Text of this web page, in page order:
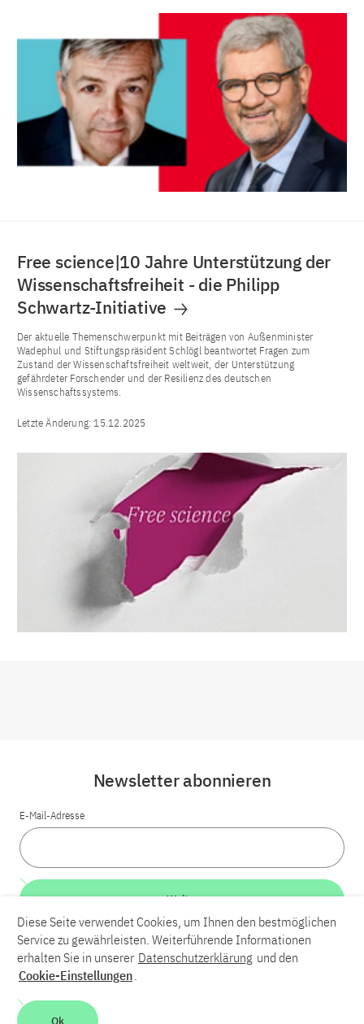
Free science|10 Jahre Unterstützung der
Wissenschaftsfreiheit - die Philipp
Schwartz-Initiative
Der aktuelle Themenschwerpunkt mit Beiträgen von Außenminister
Wadephul und Stiftungspräsident Schlögl beantwortet Fragen zum
Zustand der Wissenschaftsfreiheit weltweit, der Unterstützung
gefährdeter Forschender und der Resilienz des deutschen
Wissenschaftssystems.
Letzte Änderung:15.12.2025
LinkedInBlueskyYouTube
Kontakt
Barrierefreiheit
Newsletter abonnieren
E-Mail-Adresse
Weiter
Diese Seite verwendet Cookies, um Ihnen den bestmöglichen
Service zu gewährleisten. Weiterführende Informationen
erhalten Sie in unserer Datenschutzerklärung und den
Cookie-Einstellungen.
Ok